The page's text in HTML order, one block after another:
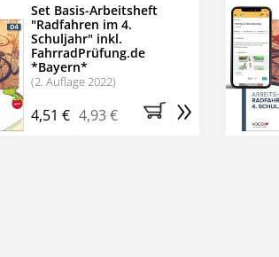
Set Basis-Arbeitsheft
"Radfahren im 4.
Schuljahr" inkl.
FahrradPrüfung.de
*Bayern*
(2. Auflage 2022)
4,51 € 4,93 € »